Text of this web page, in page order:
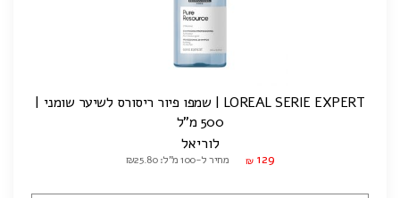
LOREAL SERIE EXPERT | שמפו פיור ריסורס לשיער שומני |
500 מ"ל
לוריאל
₪ 129 מחיר ל-100 מ"ל: ₪25.80